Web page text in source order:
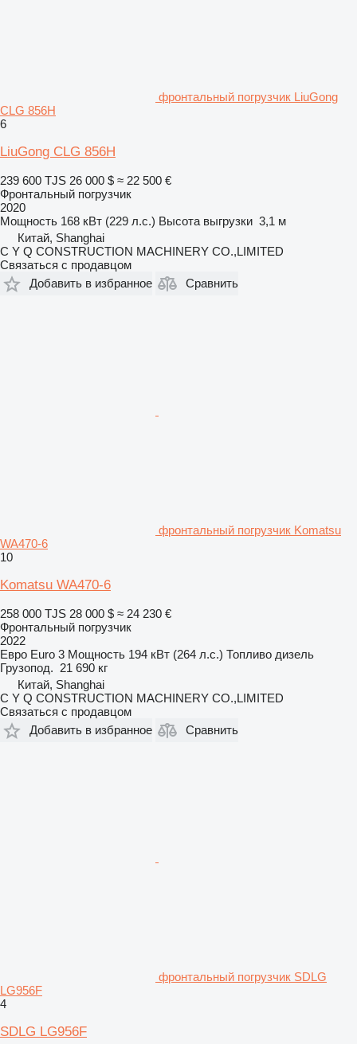
фронтальный погрузчик LiuGong
CLG 856H
6
LiuGong CLG 856H
239 600 TJS 26 000 $ ≈ 22 500 €
Фронтальный погрузчик
2020
Мощность 168 кВт (229 л.с.) Высота выгрузки 3,1 м
Китай, Shanghai
C Y Q CONSTRUCTION MACHINERY CO.,LIMITED
Связаться с продавцом
Добавить в избранное
Сравнить
фронтальный погрузчик Komatsu
WA470-6
10
Komatsu WA470-6
258 000 TJS 28 000 $ ≈ 24 230 €
Фронтальный погрузчик
2022
Евро Euro 3 Мощность 194 кВт (264 л.с.) Топливо дизель
Грузопод. 21 690 кг
Китай, Shanghai
C Y Q CONSTRUCTION MACHINERY CO.,LIMITED
Связаться с продавцом
Добавить в избранное
Сравнить
фронтальный погрузчик SDLG
LG956F
4
SDLG LG956F